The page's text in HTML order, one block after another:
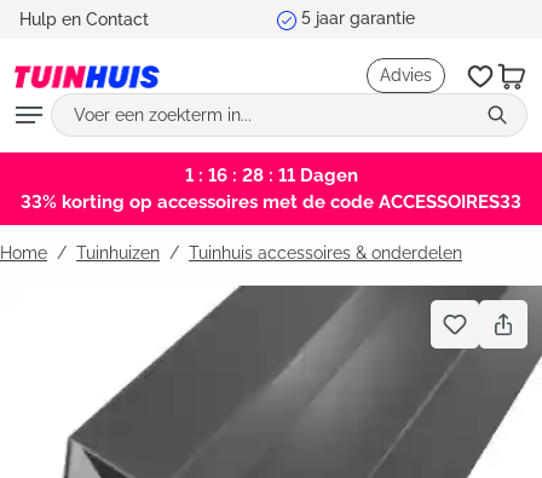
Hulp en Contact 5 jaar garantie
Advies
1 : 16 : 28 : 11Dagen
33% korting op accessoires met de code ACCESSOIRES33
Home Tuinhuizen / Tuinhuis accessoires & onderdelen